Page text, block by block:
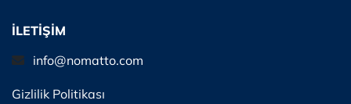
İLETİŞİM
info@nomatto.com
Gizlilik Politikası